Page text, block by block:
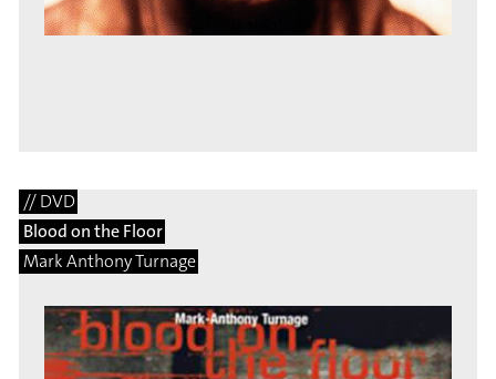
// DVD
Blood on the Floor
Mark Anthony Turnage